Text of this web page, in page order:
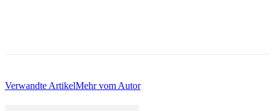
Verwandte ArtikelMehr vom Autor